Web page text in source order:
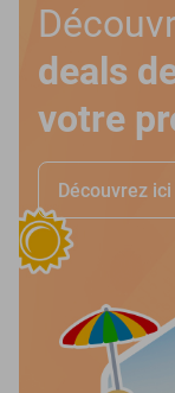
deals
votre
Découvrez ici